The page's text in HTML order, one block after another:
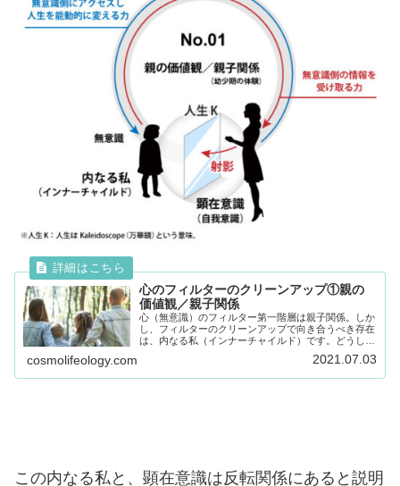
心のフィルターのクリーンアップ①親の
価値観／親子関係
心（無意識）のフィルター第一階層は親子関係。しか
し、フィルターのクリーンアップで向き合うべき存在
は、内なる私（インナーチャイルド）です。どうして
んでいるのか、詳しく解説していきます。
cosmolifeology.com 2021.07.03
この内なる私と、顕在意識は反転関係にあると説明